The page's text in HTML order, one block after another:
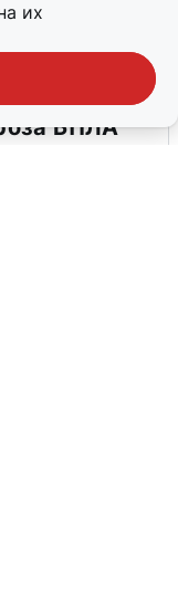
их
БПЛА